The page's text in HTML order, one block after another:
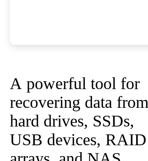
A powerful tool for
recovering data from
hard drives, SSDs,
USB devices, RAID